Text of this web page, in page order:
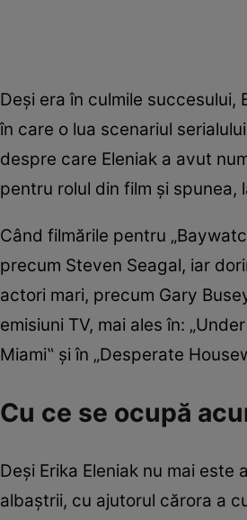
Deşi era în culmile
în care o lua scenariul
despre care Eleniak a avut
pentru rolul din film şi
Când filmările pentru
precum Steven Seagal, iar
actori mari, precum Gary
emisiuni TV, mai ales în:
Miami‟ şi în „Desperate
Cu ce se ocupă
Deşi Erika Eleniak nu mai
albaştrii, cu ajutorul cărora a